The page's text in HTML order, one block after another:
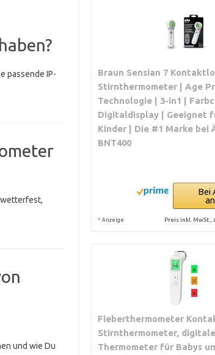
passende IP-
wetterfest,
und wie Du
Braun Sensian 7
Stirnthermometer | Age
Technologie | 3-in1 |
Digitaldisplay | Geeignet
Kinder | Die #1 Marke bei
BNT400
Bei
* Anzeige Preis inkl. MwSt.,
Fieberthermometer
Stirnthermometer,
Thermometer für Babys